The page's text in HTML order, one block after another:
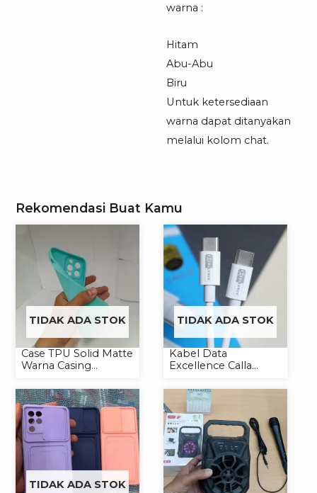
warna :
Hitam
Abu-Abu
Biru
Untuk ketersediaan
warna dapat ditanyakan
melalui kolom chat.
Rekomendasi Buat Kamu
TIDAK ADA STOK
Case TPU Solid Matte
Warna Casing
TIDAK ADA STOK
Kabel Data
Excellence Calla
Lightning/Type-C to
Type-C
TIDAK ADA STOK